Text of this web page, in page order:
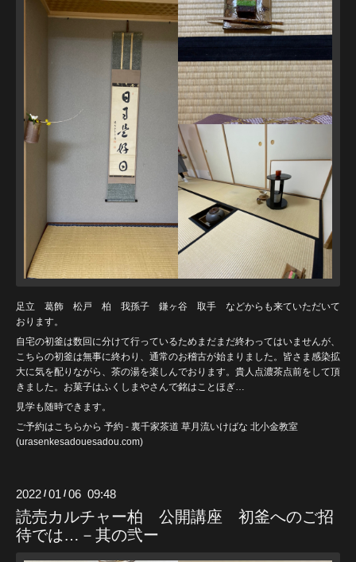
足立 葛飾 松戸 柏 我孫子 鎌ヶ谷 取手 などからも来ていただいて
おります。
自宅の初釜は数回に分けて行っているためまだまだ終わってはいませんが、
こちらの初釜は無事に終わり、通常のお稽古が始まりました。皆さま感染拡
大に気を配りながら、茶の湯を楽しんでおります。貴人点濃茶点前をして頂
きました。お菓子はふくしまやさんで銘はことほぎ…
見学も随時できます。
ご予約はこちらから 予約 - 裏千家茶道 草月流いけばな 北小金教室
(urasenkesadouesadou.com)
2022 /01 /06 09:48
読売カルチャー柏 公開講座 初釜へのご招
待では…－其の弐ー